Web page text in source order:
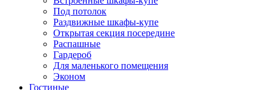
Под потолок
Раздвижные шкафы-купе
Открытая секция посередине
Распашные
Гардероб
Для маленького помещения
Эконом
Гостиные